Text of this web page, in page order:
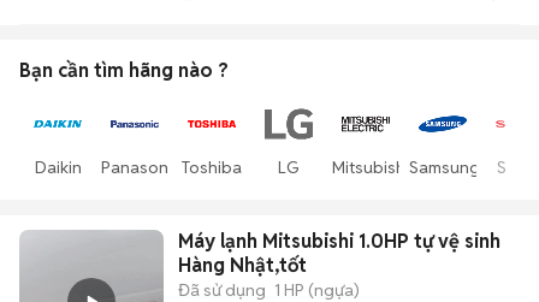
Bạn cần tìm hãng nào ?
Daikin Panasonic Toshiba LG Mitsubishi Samsung
Máy lạnh Mitsubishi 1.0HP tự vệ sinh
Hàng Nhật,tốt
Đã sử dụng 1 HP (ngựa)